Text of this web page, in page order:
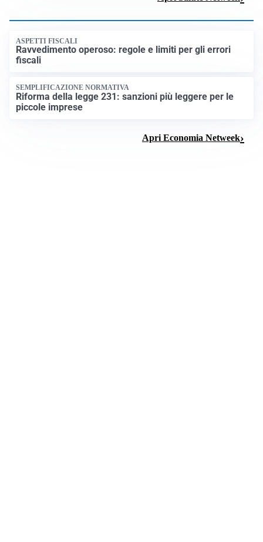
ASPETTI FISCALI
Ravvedimento operoso: regole e limiti per gli errori
fiscali
SEMPLIFICAZIONE NORMATIVA
Riforma della legge 231: sanzioni più leggere per le
piccole imprese
Apri Economia Netweek